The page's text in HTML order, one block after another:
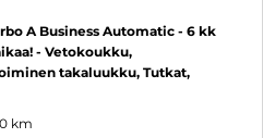
A Business Automatic - 6 kk
- Vetokoukku,
takaluukku, Tutkat,
km